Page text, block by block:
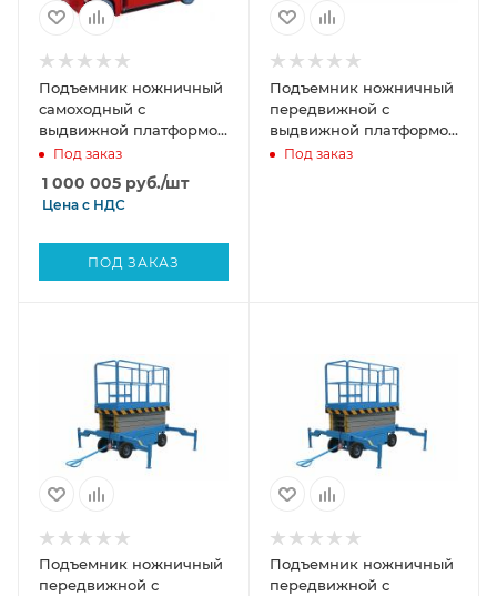
Подъемник ножничный
самоходный с
выдвижной платформой
аккумуляторный 230 кг,
6/8 м, 24/200 В/Ач TOR
AMSL0608 DC
Под заказ
1 000 005 руб./шт
Цена с НДС
ПОД ЗАКАЗ
Подъемник ножничный
передвижной с
выдвижной платформой
500 кг 9/11 м TOR SJY-
Под заказ
Подъемник ножничный
передвижной с
Подъемник ножничный
передвижной с